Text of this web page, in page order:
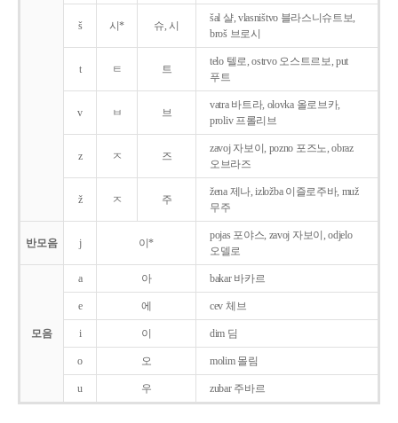
š 시* 슈, 시
šal 샬, vlasništvo 블라스니슈트보,
broš 브로시
t ㅌ 트
telo 텔로, ostrvo 오스트르보, put
푸트
v ㅂ 브
vatra 바트라, olovka 올로브카,
proliv 프롤리브
z ㅈ 즈
zavoj 자보이, pozno 포즈노, obraz
오브라즈
ž ㅈ 주
žena 제나, izložba 이즐로주바, muž
무주
반모음 j 이*
pojas 포야스, zavoj 자보이, odjelo
오델로
모음
a 아 bakar 바카르
e 에 cev 체브
i 이 dim 딤
o 오 molim 몰림
u 우 zubar 주바르